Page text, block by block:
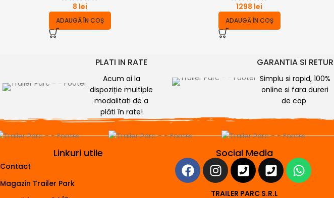
8 lei
ADAUGĂ ÎN COȘ
1298 lei
ADAUGĂ ÎN COȘ
PLATI IN RATE
Acum ai la
dispoziție multiple
modalitati de a
plăti în rate!
GARANTIA SI RETUR
Simplu si rapid, 100%
online si fara dureri
de cap
Linkuri utile
Contact
Magazin Trailer Park
Social Media
TRAILER PARC S.R.L